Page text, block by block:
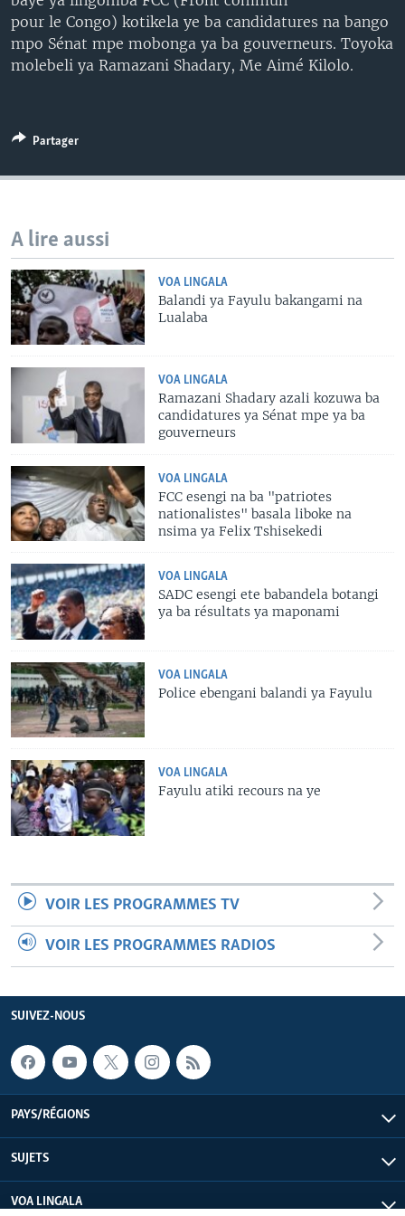
SÉCURITÉ
SCIENCE/TECHNOLOGIE
pour le Congo) kotikela ye ba candidatures na bango
mpo Sénat mpe mobonga ya ba gouverneurs. Toyoka
molebeli ya Ramazani Shadary, Me Aimé Kilolo.
Partager
A lire aussi
VOA LINGALA
Balandi ya Fayulu bakangami na
Lualaba
VOA LINGALA
Ramazani Shadary azali kozuwa ba
candidatures ya Sénat mpe ya ba
gouverneurs
VOA LINGALA
FCC esengi na ba "patriotes
nationalistes" basala liboke na
nsima ya Felix Tshisekedi
VOA LINGALA
SADC esengi ete babandela botangi
ya ba résultats ya maponami
VOA LINGALA
Police ebengani balandi ya Fayulu
VOA LINGALA
Fayulu atiki recours na ye
VOIR LES PROGRAMMES TV
VOIR LES PROGRAMMES RADIOS
SUIVEZ-NOUS
PAYS/RÉGIONS
SUJETS
VOA LINGALA